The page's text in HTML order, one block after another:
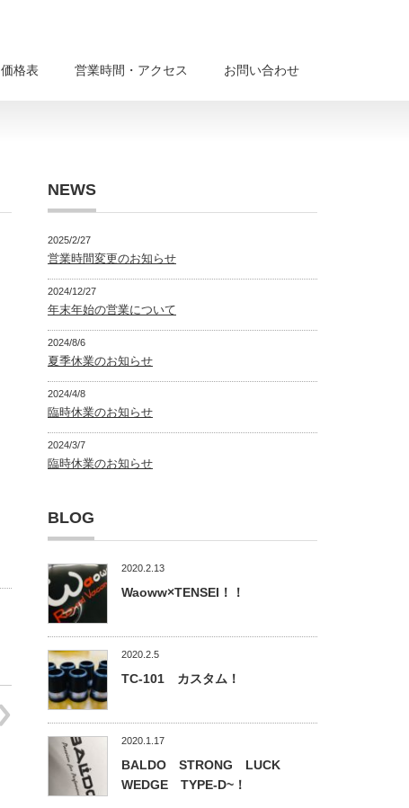
価格表 営業時間・アクセス お問い合わせ
NEWS
2025/2/27
営業時間変更のお知らせ
2024/12/27
年末年始の営業について
2024/8/6
夏季休業のお知らせ
2024/4/8
臨時休業のお知らせ
2024/3/7
臨時休業のお知らせ
BLOG
2020.2.13
Waoww×TENSEI！！
2020.2.5
TC-101 カスタム！
2020.1.17
BALDO STRONG LUCK
WEDGE TYPE-D~！